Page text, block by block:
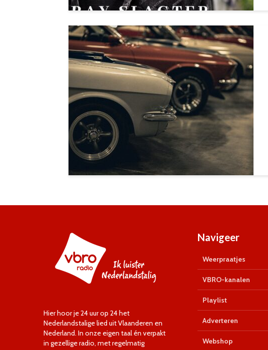
Hier hoor je 24 uur op 24 het
Nederlandstalige lied uit Vlaanderen en
Nederland. In onze eigen taal én verpakt
in gezellige radio, met regelmatig
Navigeer
Weerpraatjes
VBRO-kanalen
Playlist
Adverteren
Webshop